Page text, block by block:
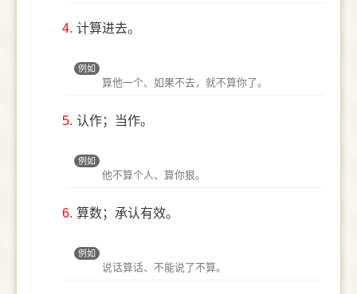
4. 计算进去。
例如
算他一个、如果不去，就不算你了。
5. 认作；当作。
例如
他不算个人、算你狠。
6. 算数；承认有效。
例如
说话算话、不能说了不算。